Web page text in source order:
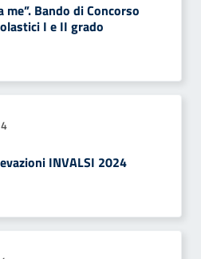
Bando di Concorso
I e II grado
INVALSI 2024